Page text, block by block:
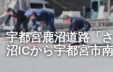
宇都宮鹿沼道路「
沼ICから宇都宮市